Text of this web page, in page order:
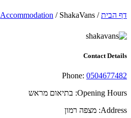
דף הבית/
Accommodation / ShakaVans
Contact Details
Phone: 0504677482
Opening Hours: בתיאום מראש
Address: מצפה רמון